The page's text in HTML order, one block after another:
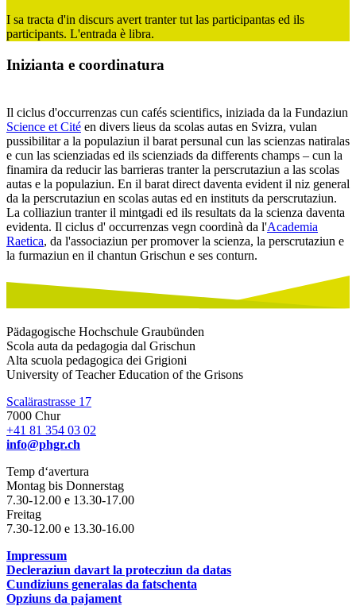
I sa tracta d'in discurs avert tranter tut las participantas ed ils
participants. L'entrada è libra.
Inizianta e coordinatura
Il ciclus d'occurrenzas cun cafés scientifics, iniziada da la Fundaziun
Science et Cité en divers lieus da scolas autas en Svizra, vulan
pussibilitar a la populaziun il barat persunal cun las scienzas natiralas
e cun las scienziadas ed ils scienziads da differents champs – cun la
finamira da reducir las barrieras tranter la perscrutaziun a las scolas
autas e la populaziun. En il barat direct daventa evident il niz general
da la perscrutaziun en scolas autas ed en instituts da perscrutaziun.
La colliaziun tranter il mintgadi ed ils resultats da la scienza daventa
evidenta. Il ciclus d' occurrenzas vegn coordinà da l'Academia
Raetica, da l'associaziun per promover la scienza, la perscrutaziun e
la furmaziun en il chantun Grischun e ses conturn.
Pädagogische Hochschule Graubünden
Scola auta da pedagogia dal Grischun
Alta scuola pedagogica dei Grigioni
University of Teacher Education of the Grisons
Scalärastrasse 17
7000 Chur
+41 81 354 03 02
info@phgr.ch
Temp d‘avertura
Montag bis Donnerstag
7.30-12.00 e 13.30-17.00
Freitag
7.30-12.00 e 13.30-16.00
Impressum
Decleraziun davart la protecziun da datas
Cundiziuns generalas da fatschenta
Opziuns da pajament